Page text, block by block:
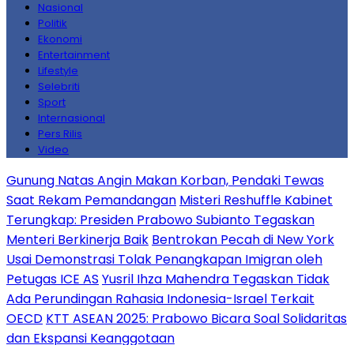
Nasional
Politik
Ekonomi
Entertainment
Lifestyle
Selebriti
Sport
Internasional
Pers Rilis
Video
Gunung Natas Angin Makan Korban, Pendaki Tewas
Saat Rekam Pemandangan Misteri Reshuffle Kabinet
Terungkap: Presiden Prabowo Subianto Tegaskan
Menteri Berkinerja Baik Bentrokan Pecah di New York
Usai Demonstrasi Tolak Penangkapan Imigran oleh
Petugas ICE AS Yusril Ihza Mahendra Tegaskan Tidak
Ada Perundingan Rahasia Indonesia-Israel Terkait
OECD KTT ASEAN 2025: Prabowo Bicara Soal Solidaritas
dan Ekspansi Keanggotaan